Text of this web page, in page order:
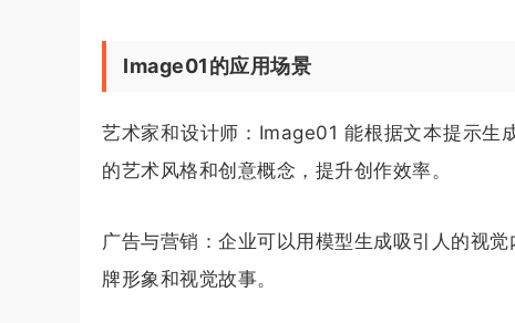
Image01的应用场景
艺术家和设计师：Image01 能根据文本提示生
的艺术风格和创意概念，提升创作效率。
广告与营销：企业可以用模型生成吸引人的视
牌形象和视觉故事。